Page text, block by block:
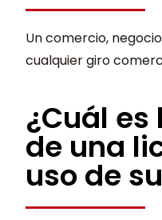
Un comercio,
cualquier giro
¿Cuál
de una
uso de